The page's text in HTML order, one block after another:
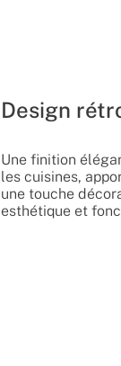
Design
Une finition
les cuisines,
une touche
esthétique et